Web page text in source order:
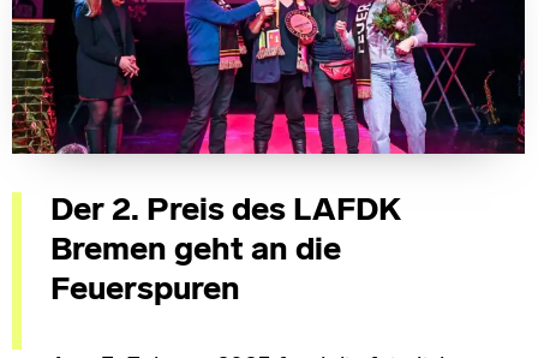
Der 2. Preis des LAFDK
Bremen geht an die
Feuerspuren